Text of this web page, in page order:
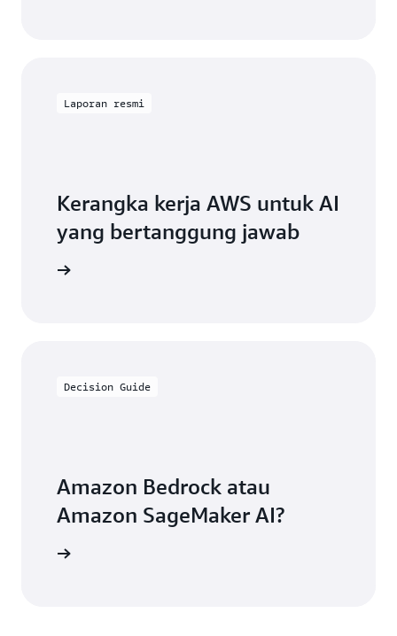
Laporan resmi
Kerangka kerja AWS untuk AI
yang bertanggung jawab
Decision Guide
Amazon Bedrock atau
Amazon SageMaker AI?